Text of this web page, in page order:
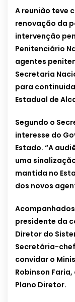
A reunião teve
renovação da
intervenção
Penitenciário
agentes
Secretaria
para
Estadual de
Segundo o
interesse do
Estado. “A
uma
mantida no
dos novos
presidente da
Diretor do
Secretária-
convidar o
Robinson
Plano Diretor.